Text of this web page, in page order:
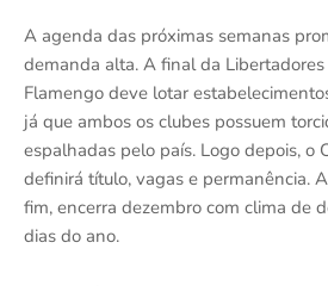
A agenda das próximas semanas
demanda alta. A final da
Flamengo deve lotar
já que ambos os clubes possuem
espalhadas pelo país. Logo depois, o
definirá título, vagas e permanência.
fim, encerra dezembro com clima de
dias do ano.